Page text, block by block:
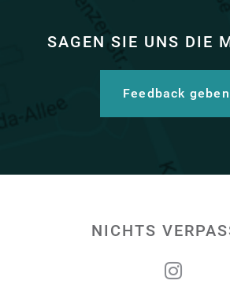
SAGEN SIE UNS DIE
Feedback geben
NICHTS